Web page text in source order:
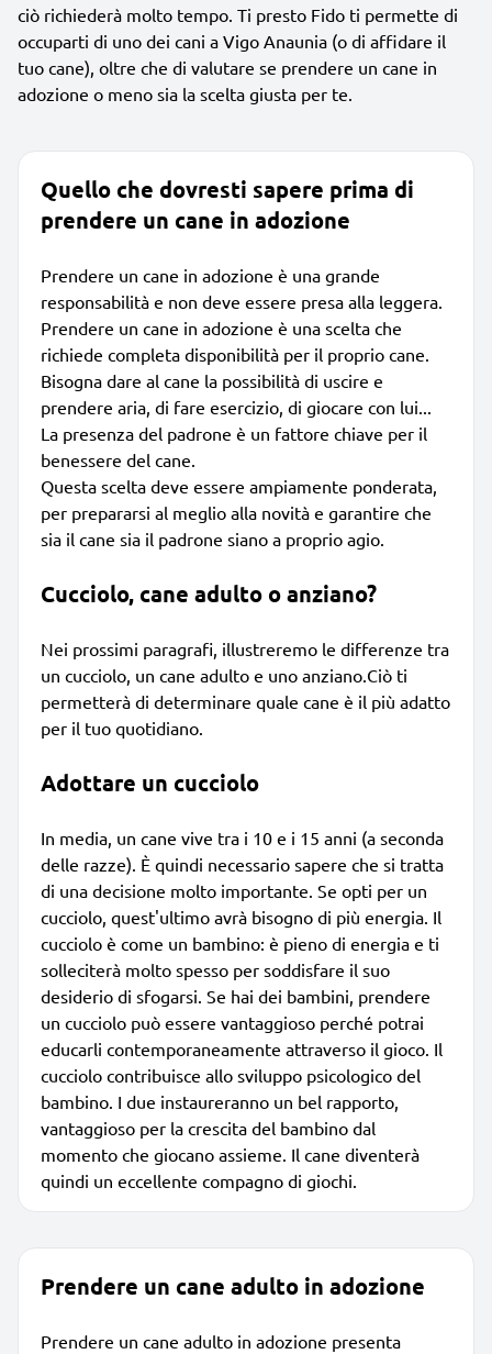
ciò richiederà molto tempo. Ti presto Fido ti permette di
occuparti di uno dei cani a Vigo Anaunia (o di affidare il
tuo cane), oltre che di valutare se prendere un cane in
adozione o meno sia la scelta giusta per te.
Quello che dovresti sapere prima di
prendere un cane in adozione
Prendere un cane in adozione è una grande
responsabilità e non deve essere presa alla leggera.
Prendere un cane in adozione è una scelta che
richiede completa disponibilità per il proprio cane.
Bisogna dare al cane la possibilità di uscire e
prendere aria, di fare esercizio, di giocare con lui...
La presenza del padrone è un fattore chiave per il
benessere del cane.
Questa scelta deve essere ampiamente ponderata,
per prepararsi al meglio alla novità e garantire che
sia il cane sia il padrone siano a proprio agio.
Cucciolo, cane adulto o anziano?
Nei prossimi paragrafi, illustreremo le differenze tra
un cucciolo, un cane adulto e uno anziano.Ciò ti
permetterà di determinare quale cane è il più adatto
per il tuo quotidiano.
Adottare un cucciolo
In media, un cane vive tra i 10 e i 15 anni (a seconda
delle razze). È quindi necessario sapere che si tratta
di una decisione molto importante. Se opti per un
cucciolo, quest'ultimo avrà bisogno di più energia. Il
cucciolo è come un bambino: è pieno di energia e ti
solleciterà molto spesso per soddisfare il suo
desiderio di sfogarsi. Se hai dei bambini, prendere
un cucciolo può essere vantaggioso perché potrai
educarli contemporaneamente attraverso il gioco. Il
cucciolo contribuisce allo sviluppo psicologico del
bambino. I due instaureranno un bel rapporto,
vantaggioso per la crescita del bambino dal
momento che giocano assieme. Il cane diventerà
quindi un eccellente compagno di giochi.
Prendere un cane adulto in adozione
Prendere un cane adulto in adozione presenta